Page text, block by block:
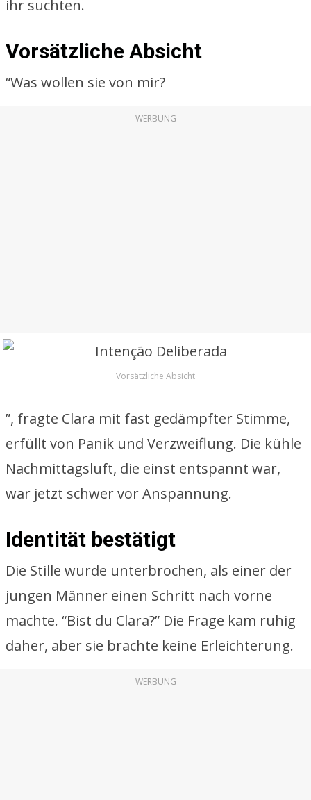
ihr suchten.
Vorsätzliche Absicht
“Was wollen sie von mir?
WERBUNG
Vorsätzliche Absicht
”, fragte Clara mit fast gedämpfter Stimme,
erfüllt von Panik und Verzweiflung. Die kühle
Nachmittagsluft, die einst entspannt war,
war jetzt schwer vor Anspannung.
Identität bestätigt
Die Stille wurde unterbrochen, als einer der
jungen Männer einen Schritt nach vorne
machte. “Bist du Clara?” Die Frage kam ruhig
daher, aber sie brachte keine Erleichterung.
WERBUNG